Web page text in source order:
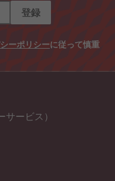
登録
ーポリシーに従って慎重
ービス）